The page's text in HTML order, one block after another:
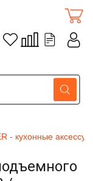
- кухонные